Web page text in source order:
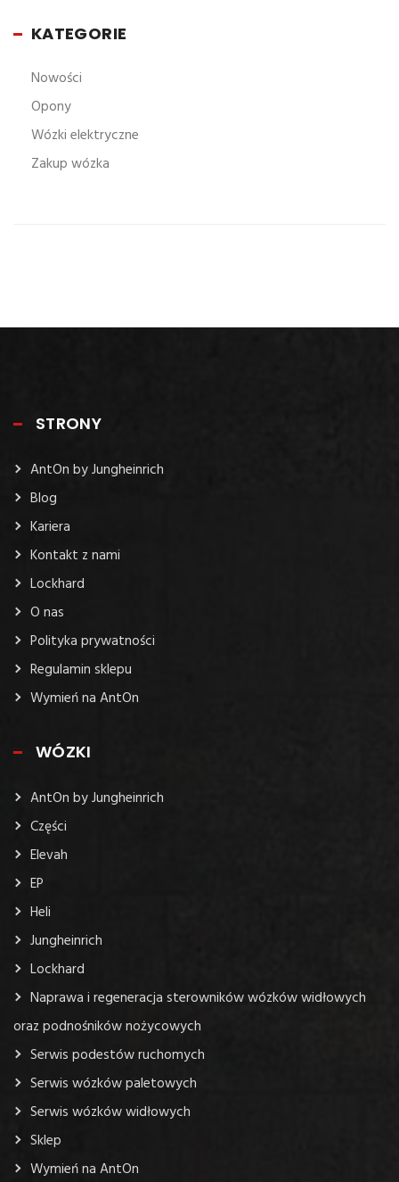
KATEGORIE
Nowości
Opony
Wózki elektryczne
Zakup wózka
STRONY
AntOn by Jungheinrich
Blog
Kariera
Kontakt z nami
Lockhard
O nas
Polityka prywatności
Regulamin sklepu
Wymień na AntOn
WÓZKI
AntOn by Jungheinrich
Części
Elevah
EP
Heli
Jungheinrich
Lockhard
Naprawa i regeneracja sterowników wózków widłowych
oraz podnośników nożycowych
Serwis podestów ruchomych
Serwis wózków paletowych
Serwis wózków widłowych
Sklep
Wymień na AntOn